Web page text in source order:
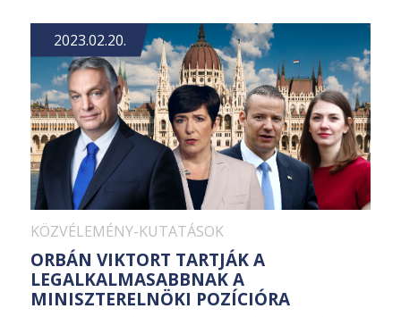
KÖZVÉLEMÉNY-KUTATÁSOK
2023.02.20.
ORBÁN VIKTORT TARTJÁK A
LEGALKALMASABBNAK A
MINISZTERELNÖKI POZÍCIÓRA